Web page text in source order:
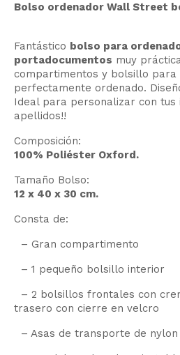
Bolso ordenador Wall Street
Fantástico bolso para
portadocumentos muy
compartimentos y bolsillo
perfectamente ordenado.
Ideal para personalizar con tus
apellidos!!
Composición:
100% Poliéster Oxford.
Tamaño Bolso:
12 x 40 x 30 cm.
Consta de:
– Gran compartimento
– 1 pequeño bolsillo interior
– 2 bolsillos frontales con
trasero con cierre en velcro
– Asas de transporte de nylon